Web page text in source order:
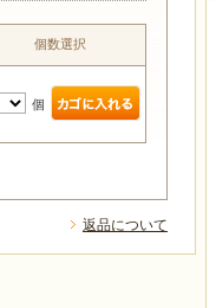
個数選択
個
返品について